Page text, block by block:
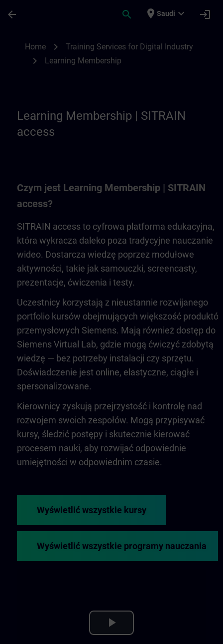
arrow_back search place Saudi expand_more login
Home chevron_right Training Services for Digital Industry
chevron_right Learning Membership
Learning Membership | SITRAIN
access
Czym jest Learning Membership | SITRAIN
access?
SITRAIN access to cyfrowa platforma edukacyjna,
która wykracza daleko poza tradycyjne nauczanie
wideo. Dostarcza wiedzę poprzez modułowe
aktywności, takie jak samouczki, screencasty,
prezentacje, ćwiczenia i testy.
Uczestnicy korzystają z nieustannie rozwijanego
portfolio kursów obejmujących większość
przemysłowych Siemens. Mają również dostęp do
Siemens Virtual Lab, gdzie mogą ćwiczyć zdobytą
wiedzę — bez potrzeby instalacji czy sprzętu.
Doświadczenie jest online, elastyczne, ciągłe i
spersonalizowane.
Kierownicy zyskują przejrzystość i kontrolę nad
rozwojem swoich zespołów. Mogą przypisywać
kursy, śledzić postępy i skutecznie kierować
procesem nauki, aby rozwijać odpowiednie
umiejętności w odpowiednim czasie.
Wyświetlić wszystkie kursy
Wyświetlić wszystkie programy nauczania
Play